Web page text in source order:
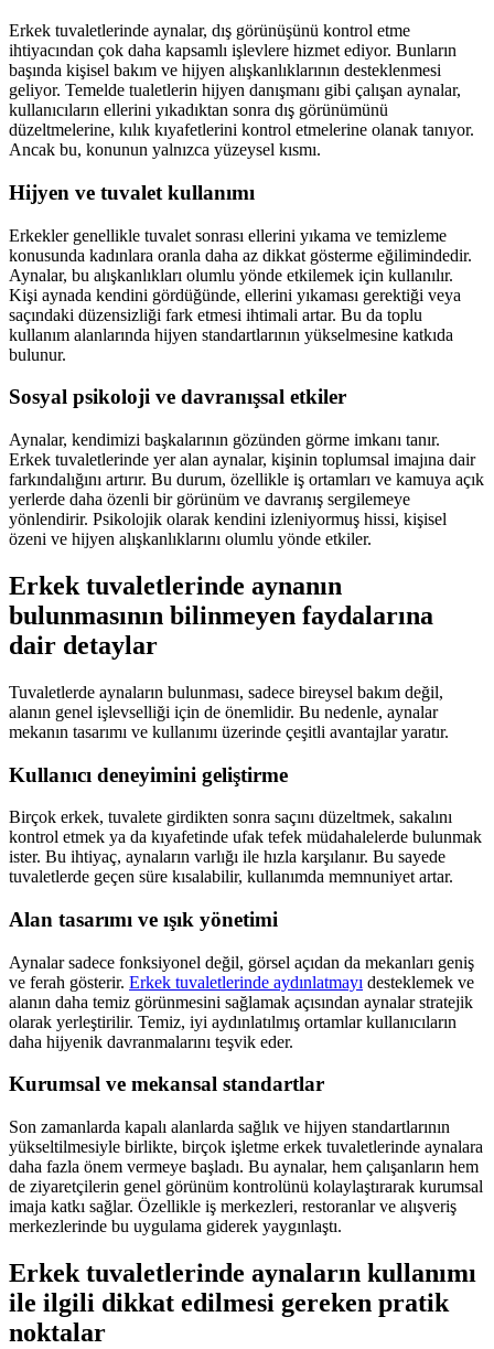
Erkek tuvaletlerinde aynalar, dış görünüşünü kontrol etme
ihtiyacından çok daha kapsamlı işlevlere hizmet ediyor. Bunların
başında kişisel bakım ve hijyen alışkanlıklarının desteklenmesi
geliyor. Temelde tualetlerin hijyen danışmanı gibi çalışan aynalar,
kullanıcıların ellerini yıkadıktan sonra dış görünümünü
düzeltmelerine, kılık kıyafetlerini kontrol etmelerine olanak tanıyor.
Ancak bu, konunun yalnızca yüzeysel kısmı.
Hijyen ve tuvalet kullanımı
Erkekler genellikle tuvalet sonrası ellerini yıkama ve temizleme
konusunda kadınlara oranla daha az dikkat gösterme eğilimindedir.
Aynalar, bu alışkanlıkları olumlu yönde etkilemek için kullanılır.
Kişi aynada kendini gördüğünde, ellerini yıkaması gerektiği veya
saçındaki düzensizliği fark etmesi ihtimali artar. Bu da toplu
kullanım alanlarında hijyen standartlarının yükselmesine katkıda
bulunur.
Sosyal psikoloji ve davranışsal etkiler
Aynalar, kendimizi başkalarının gözünden görme imkanı tanır.
Erkek tuvaletlerinde yer alan aynalar, kişinin toplumsal imajına dair
farkındalığını artırır. Bu durum, özellikle iş ortamları ve kamuya açık
yerlerde daha özenli bir görünüm ve davranış sergilemeye
yönlendirir. Psikolojik olarak kendini izleniyormuş hissi, kişisel
özeni ve hijyen alışkanlıklarını olumlu yönde etkiler.
Erkek tuvaletlerinde aynanın
bulunmasının bilinmeyen faydalarına
dair detaylar
Tuvaletlerde aynaların bulunması, sadece bireysel bakım değil,
alanın genel işlevselliği için de önemlidir. Bu nedenle, aynalar
mekanın tasarımı ve kullanımı üzerinde çeşitli avantajlar yaratır.
Kullanıcı deneyimini geliştirme
Birçok erkek, tuvalete girdikten sonra saçını düzeltmek, sakalını
kontrol etmek ya da kıyafetinde ufak tefek müdahalelerde bulunmak
ister. Bu ihtiyaç, aynaların varlığı ile hızla karşılanır. Bu sayede
tuvaletlerde geçen süre kısalabilir, kullanımda memnuniyet artar.
Alan tasarımı ve ışık yönetimi
Aynalar sadece fonksiyonel değil, görsel açıdan da mekanları geniş
ve ferah gösterir. Erkek tuvaletlerinde aydınlatmayı desteklemek ve
alanın daha temiz görünmesini sağlamak açısından aynalar stratejik
olarak yerleştirilir. Temiz, iyi aydınlatılmış ortamlar kullanıcıların
daha hijyenik davranmalarını teşvik eder.
Kurumsal ve mekansal standartlar
Son zamanlarda kapalı alanlarda sağlık ve hijyen standartlarının
yükseltilmesiyle birlikte, birçok işletme erkek tuvaletlerinde aynalara
daha fazla önem vermeye başladı. Bu aynalar, hem çalışanların hem
de ziyaretçilerin genel görünüm kontrolünü kolaylaştırarak kurumsal
imaja katkı sağlar. Özellikle iş merkezleri, restoranlar ve alışveriş
merkezlerinde bu uygulama giderek yaygınlaştı.
Erkek tuvaletlerinde aynaların kullanımı
ile ilgili dikkat edilmesi gereken pratik
noktalar